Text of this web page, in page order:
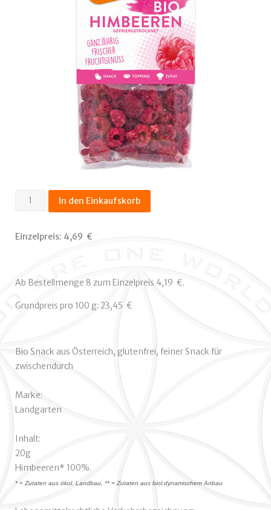
Himbeeren,
gefriergetrocknet
Menge
In den Einkaufskorb
Einzelpreis: 4,69  €
Ab Bestellmenge 8 zum Einzelpreis 4,19  €.
Grundpreis pro 100 g: 23,45  €
Bio Snack aus Österreich, glutenfrei, feiner Snack für
zwischendurch
Marke:
Landgarten
Inhalt:
20g
Himbeeren* 100%.
* = Zutaten aus ökol. Landbau, ** = Zutaten aus biol.dynamischem Anbau